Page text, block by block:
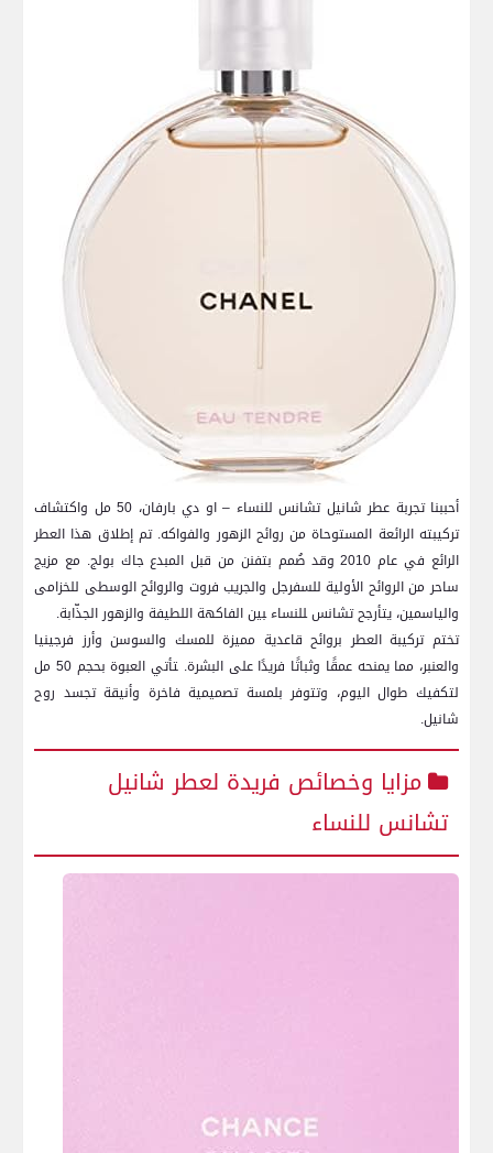
أحببنا تجربة عطر شانيل تشانس للنساء – او دي بارفان، ​50 مل واكتشاف
تركيبته الرائعة المستوحاة من روائح الزهور والفواكه. تم إطلاق هذا العطر
الرائع في عام 2010 وقد​ صُمم بتفنن من قبل المبدع جاك بولج. مع مزيج
ساحر من الروائح الأولية للسفرجل والجريب فروت والروائح الوسطى للخزامى
والياسمين، ⁢يتأرجح تشانس ‍للنساء ‍بين⁤ الفاكهة اللطيفة والزهور⁤ الجذّابة.
تختم تركيبة العطر بروائح قاعدية مميزة للمسك والسوسن وأرز فرجينيا
والعنبر، مما يمنحه عمقًا وثباتًا فريدًا على البشرة. ‍تأتي العبوة بحجم 50 مل
لتكفيك طوال​ اليوم، وتتوفر بلمسة تصميمية فاخرة وأنيقة تجسد روح
شانيل.
مزايا‌ وخصائص فريدة لعطر شانيل
تشانس للنساء